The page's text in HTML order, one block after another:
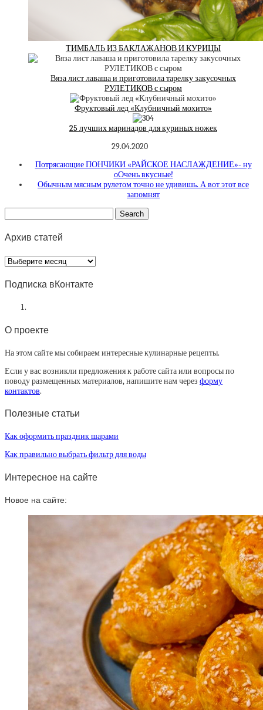
ТИМБАЛЬ ИЗ БАКЛАЖАНОВ И КУРИЦЫ
Вяза лист лаваша и приготовила тарелку закусочных
РУЛЕТИКОВ с сыром
Фруктовый лед «Клубничный мохито»
25 лучших маринадов для куриных ножек
29.04.2020
Потрясающие ПОНЧИКИ «РАЙСКОЕ НАСЛАЖДЕНИЕ»- ну
оОчень вкусные!
Обычным мясным рулетом точно не удивишь. А вот этот все
запомнят
Архив статей
Архив
статей
Подписка вКонтакте
О проекте
На этом сайте мы собираем интересные кулинарные рецепты.
Если у вас возникли предложения к работе сайта или вопросы по
поводу размещенных материалов, напишите нам через форму
контактов.
Полезные статьи
Как оформить праздник шарами
Как правильно выбрать фильтр для воды
Интересное на сайте
Новое на сайте: